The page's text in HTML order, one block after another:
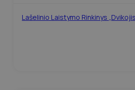
Lašelinio Laistymo Rinkinys